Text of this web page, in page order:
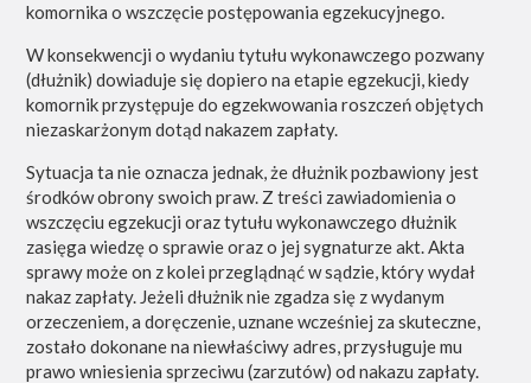
komornika o wszczęcie postępowania egzekucyjnego.
W konsekwencji o wydaniu tytułu wykonawczego pozwany
(dłużnik) dowiaduje się dopiero na etapie egzekucji, kiedy
komornik przystępuje do egzekwowania roszczeń objętych
niezaskarżonym dotąd nakazem zapłaty.
Sytuacja ta nie oznacza jednak, że dłużnik pozbawiony jest
środków obrony swoich praw. Z treści zawiadomienia o
wszczęciu egzekucji oraz tytułu wykonawczego dłużnik
zasięga wiedzę o sprawie oraz o jej sygnaturze akt. Akta
sprawy może on z kolei przeglądnąć w sądzie, który wydał
nakaz zapłaty. Jeżeli dłużnik nie zgadza się z wydanym
orzeczeniem, a doręczenie, uznane wcześniej za skuteczne,
zostało dokonane na niewłaściwy adres, przysługuje mu
prawo wniesienia sprzeciwu (zarzutów) od nakazu zapłaty.